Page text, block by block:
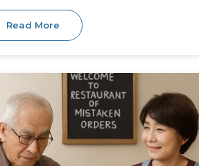
Read More